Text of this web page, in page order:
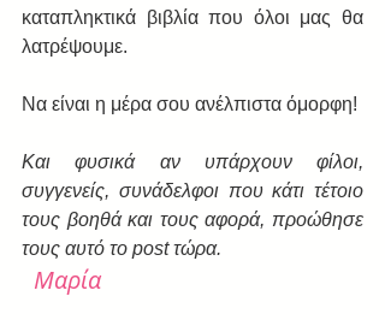
καταπληκτικά βιβλία που όλοι μας θα
λατρέψουμε.
Να είναι η μέρα σου ανέλπιστα όμορφη!
Και φυσικά αν υπάρχουν φίλοι,
συγγενείς, συνάδελφοι που κάτι τέτοιο
τους βοηθά και τους αφορά, προώθησε
τους αυτό το post τώρα.
Μαρία